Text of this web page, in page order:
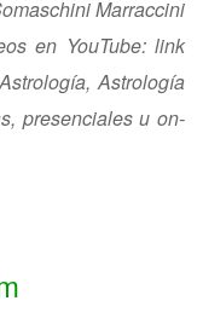
Marraccini
en YouTube: link
Astrología
presenciales u on-